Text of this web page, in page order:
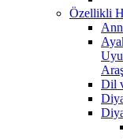
Özellikli
Dil